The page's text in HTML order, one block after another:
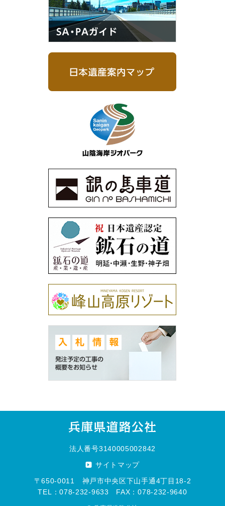
法人番号3140005002842
サイトマップ
〒650-0011 神戸市中央区下山手通4丁目18-2
TEL：078-232-9633 FAX：078-232-9640